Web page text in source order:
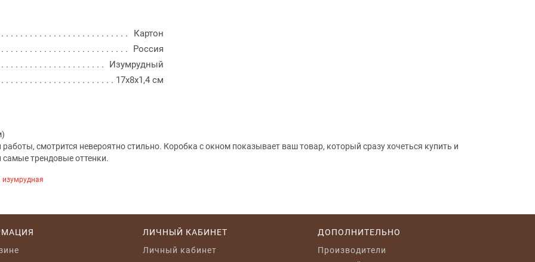
Картон
Россия
Изумрудный
17x8x1,4 см
смотрится невероятно стильно. Коробка с окном показывает ваш товар, который сразу хочеться купить и
трендовые оттенки.
изумрудная
ЛИЧНЫЙ КАБИНЕТ
Личный кабинет
ДОПОЛНИТЕЛЬНО
Производители